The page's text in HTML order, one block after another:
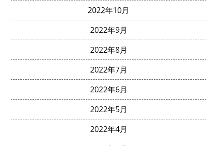
2022年10月
2022年9月
2022年8月
2022年7月
2022年6月
2022年5月
2022年4月